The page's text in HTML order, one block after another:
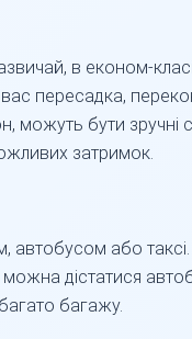
в економ-
пересадка,
можуть бути зручні
затримок.
автобусом або
дістатися
багажу.